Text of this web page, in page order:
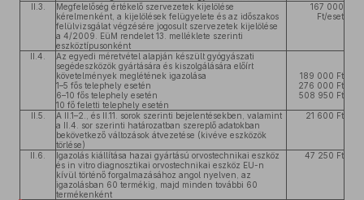
II.3.
Megfelelőség értékelő szervezetek kijelölése
kérelmenként, a kijelölések felügyelete és az időszakos
felülvizsgálat végzésére jogosult szervezetek kijelölése
a 4/2009. EüM rendelet 13. melléklete szerinti
eszköztípusonként
167 000
Ft/eset
II.4.
Az egyedi méretvétel alapján készült gyógyászati
segédeszközök gyártására és kiszolgálására előírt
követelmények meglétének igazolása
1–5 fős telephely esetén
6–10 fős telephely esetén
10 fő feletti telephely esetén
189 000 Ft
276 000 Ft
508 950 Ft
II.5.
A II.1–2., és II.11. sorok szerinti bejelentésekben, valamint
a II.4. sor szerinti határozatban szereplő adatokban
bekövetkező változások átvezetése (kivéve eszközök
törlése)
21 600 Ft
II.6.
Igazolás kiállítása hazai gyártású orvostechnikai eszköz
és in vitro diagnosztikai orvostechnikai eszköz EU-n
kívül történő forgalmazásához angol nyelven, az
igazolásban 60 termékig, majd minden további 60
termékenként
47 250 Ft